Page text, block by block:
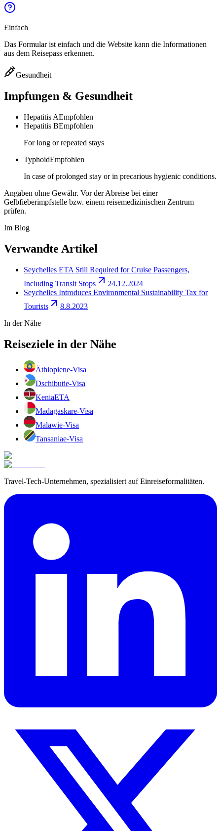
Einfach
Das Formular ist einfach und die Website kann die Informationen
aus dem Reisepass erkennen.
Gesundheit
Impfungen & Gesundheit
Hepatitis AEmpfohlen
Hepatitis BEmpfohlen
For long or repeated stays
TyphoidEmpfohlen
In case of prolonged stay or in precarious hygienic conditions.
Angaben ohne Gewähr. Vor der Abreise bei einer
Gelbfieberimpfstelle bzw. einem reisemedizinischen Zentrum
prüfen.
Im Blog
Verwandte Artikel
Seychelles ETA Still Required for Cruise Passengers,
Including Transit Stops
24.12.2024
Seychelles Introduces Environmental Sustainability Tax for
Tourists
8.8.2023
In der Nähe
Reiseziele in der Nähe
Äthiopiene-Visa
Dschibutie-Visa
KeniaETA
Madagaskare-Visa
Malawie-Visa
Tansaniae-Visa
Travel-Tech-Unternehmen, spezialisiert auf Einreiseformalitäten.